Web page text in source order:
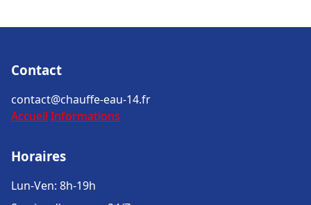
Contact
contact@chauffe-eau-14.fr
Accueil Informations
Horaires
Lun-Ven: 8h-19h